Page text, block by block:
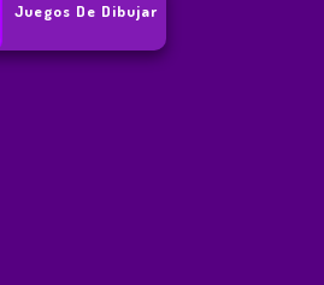
Juegos De Dibujar